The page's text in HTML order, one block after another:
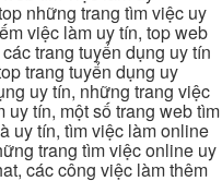
những trang tìm việc uy
việc làm uy tín, top web
trang tuyển dụng uy tín
trang tuyển dụng uy
uy tín, những trang việc
tín, một số trang web tìm
uy tín, tìm việc làm online
trang tìm việc online uy
các công việc làm thêm